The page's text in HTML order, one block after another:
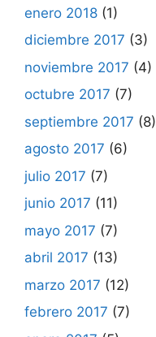
enero 2018 (1)
diciembre 2017 (3)
noviembre 2017 (4)
octubre 2017 (7)
septiembre 2017 (8)
agosto 2017 (6)
julio 2017 (7)
junio 2017 (11)
mayo 2017 (7)
abril 2017 (13)
marzo 2017 (12)
febrero 2017 (7)